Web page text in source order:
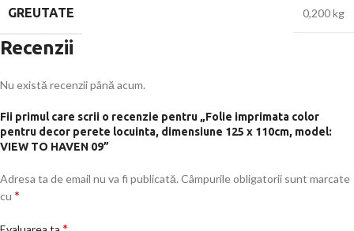
GREUTATE 0,200 kg
Recenzii
Nu există recenzii până acum.
Fii primul care scrii o recenzie pentru „Folie imprimata color
pentru decor perete locuinta, dimensiune 125 x 110cm, model:
VIEW TO HAVEN 09”
Adresa ta de email nu va fi publicată. Câmpurile obligatorii sunt marcate
cu *